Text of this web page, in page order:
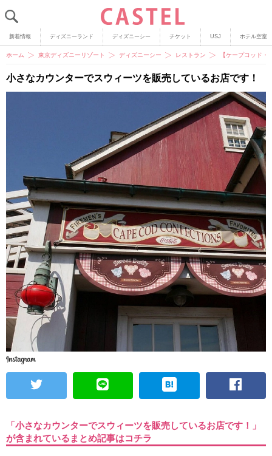
新着情報 ディズニーランド ディズニーシー チケット USJ ホテル空室
ホーム 東京ディズニーリゾート ディズニーシー レストラン 【ケープコッド
小さなカウンターでスウィーツを販売しているお店です！
「小さなカウンターでスウィーツを販売しているお店です！」
が含まれているまとめ記事はコチラ